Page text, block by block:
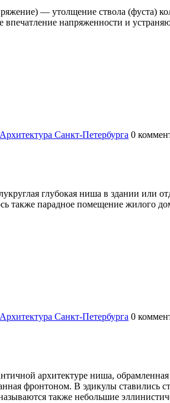
— утолщение ствола (фуста)
впечатление напряженности и
Архитектура Санкт-Петербурга 0
глубокая ниша в здании или
также парадное помещение жилого
Архитектура Санкт-Петербурга 0
архитектуре ниша,
фронтоном. В эдикулы ставились
также небольшие